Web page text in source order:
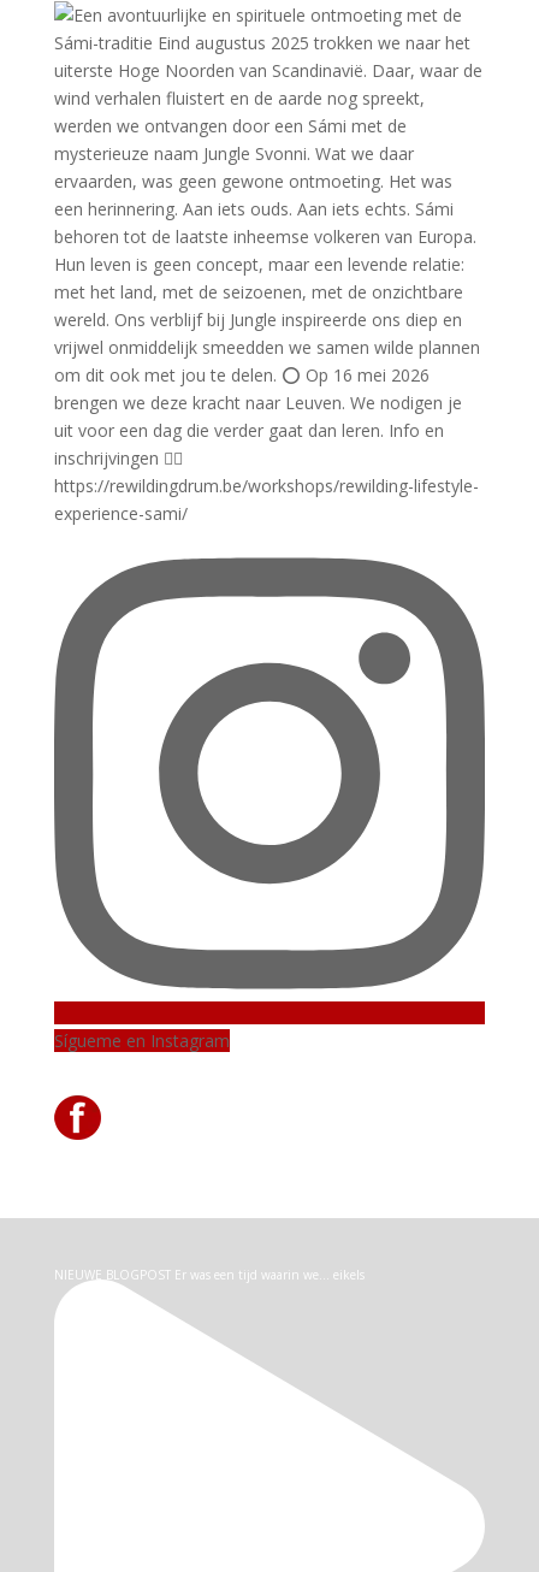
Sígueme en Instagram
NIEUWE BLOGPOST Er was een tijd waarin we… eikels